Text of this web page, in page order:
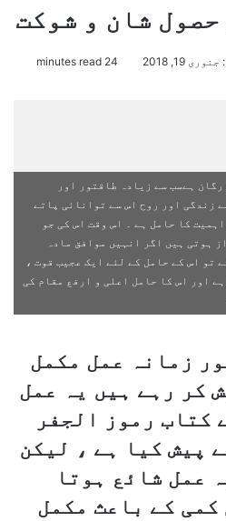
شان و شوکت
ہےسب سے زیادہ طاقتور اور
زندگی اور روح اس سے توانائی پاتے
کا حامل ہے ۔ اس وقت اس کی جو
ہوتی ہیں اگر انہیں موافق مادہ
تو اس کے حامل کے لئے ایک عجیب قوت ،
اور اس کا حامل اعلی و ارفع مقام کی
زمانہ عمل مکمل
کر رہے ہیں یہ عمل
کتاب رموز الجفر
پیش کیا ہے ، لیکن
عمل شائع ہوتا
کمی کے باعث مکمل